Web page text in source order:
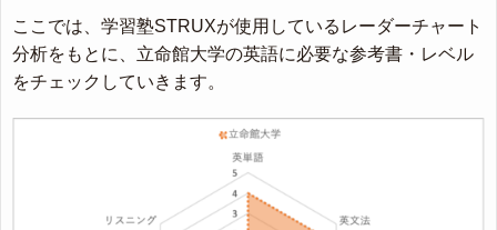
ここでは、学習塾STRUXが使用しているレーダーチャート
分析をもとに、立命館大学の英語に必要な参考書・レベル
をチェックしていきます。